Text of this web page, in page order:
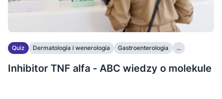
Quiz Dermatologia i wenerologia Gastroenterologia ...
Inhibitor TNF alfa - ABC wiedzy o molekule